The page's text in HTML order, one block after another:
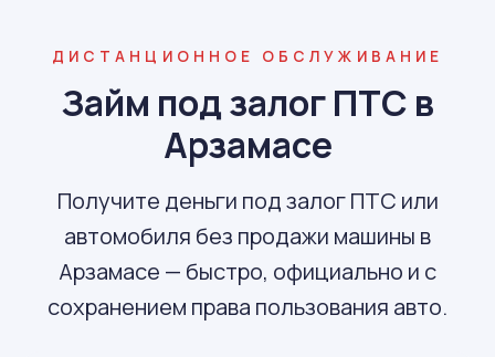
ДИСТАНЦИОННОЕ ОБСЛУЖИВАНИЕ
Займ под залог ПТС в
Арзамасе
Получите деньги под залог ПТС или
автомобиля без продажи машины в
Арзамасе — быстро, официально и с
сохранением права пользования авто.